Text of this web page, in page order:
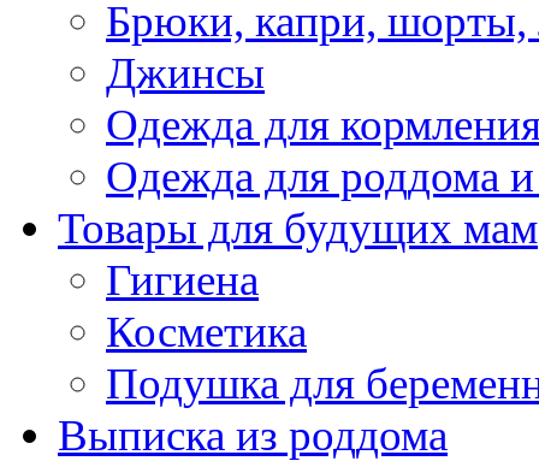
Брюки, капри, шорты,
Джинсы
Одежда для
Одежда для роддома
Товары для будущих мам
Гигиена
Косметика
Подушка для
Выписка из роддома